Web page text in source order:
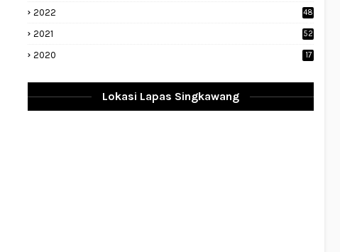
2022
48
2021 52
2020 17
Lokasi Lapas Singkawang